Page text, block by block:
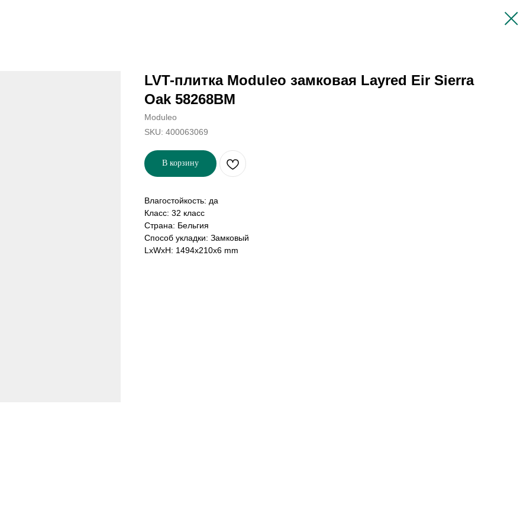
LVT-плитка Moduleo замковая Layred Eir Sierra
Oak 58268BM
Moduleo
SKU: 400063069
В корзину
Влагостойкость: да
Класс: 32 класс
Страна: Бельгия
Способ укладки: Замковый
LxWxH: 1494x210x6 mm